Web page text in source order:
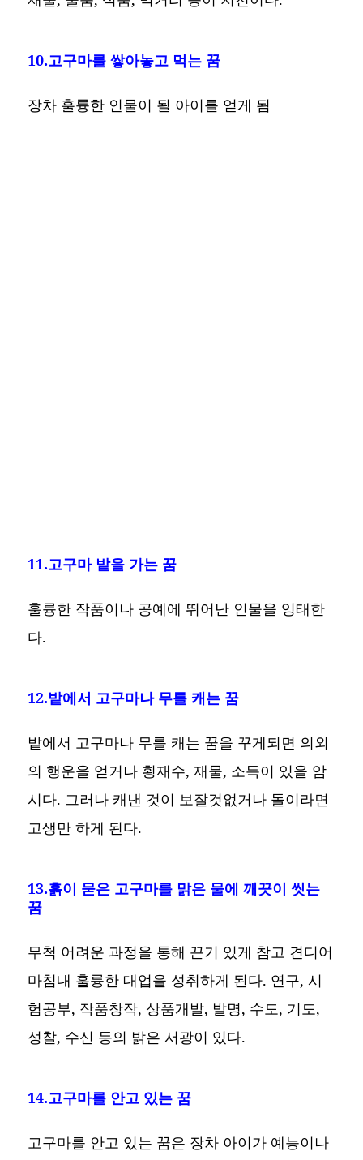
10.고구마를 쌓아놓고 먹는 꿈
장차 훌륭한 인물이 될 아이를 얻게 됨
11.고구마 밭을 가는 꿈
훌륭한 작품이나 공예에 뛰어난 인물을 잉태한
다.
12.밭에서 고구마나 무를 캐는 꿈
밭에서 고구마나 무를 캐는 꿈을 꾸게되면 의외
의 행운을 얻거나 횡재수, 재물, 소득이 있을 암
시다. 그러나 캐낸 것이 보잘것없거나 돌이라면
고생만 하게 된다.
13.흙이 묻은 고구마를 맑은 물에 깨끗이 씻는
꿈
무척 어려운 과정을 통해 끈기 있게 참고 견디어
마침내 훌륭한 대업을 성취하게 된다. 연구, 시
험공부, 작품창작, 상품개발, 발명, 수도, 기도,
성찰, 수신 등의 밝은 서광이 있다.
14.고구마를 안고 있는 꿈
고구마를 안고 있는 꿈은 장차 아이가 예능이나